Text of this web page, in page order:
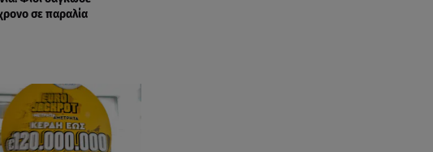
σε παραλία